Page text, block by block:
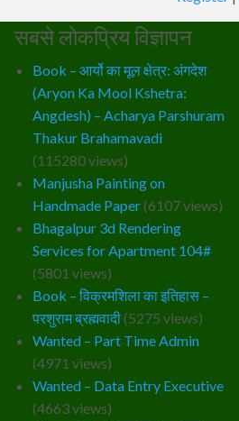
सबसे लोकप्रिय विज्ञापन
Book – आर्यो का मूल क्षेत्र: अंगदेश
(Aryon Ka Mool Kshetra:
Angdesh) – Acharya Parshuram
Thakur Brahamavadi
(115280 views)
Manjusha Painting on
Handmade Paper(6107 views)
Bhagalpur 3d Rendering
Services for Apartment 104#
(5801 views)
Book – विक्रमशिला का इतिहास –
परशुराम ब्रह्मवादी(5275 views)
Wanted – Part Time Admin
(4971 views)
Wanted – Data Entry Executive
(4663 views)